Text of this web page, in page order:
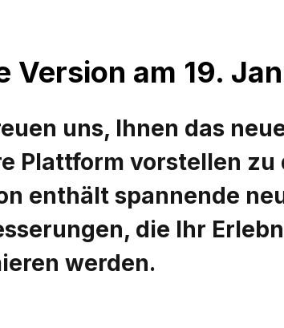
Version am 19.
uns, Ihnen das
Plattform vorstellen zu
enthält spannende
die Ihr
werden.